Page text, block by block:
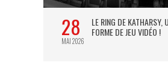
28
MAI 2026
LE RING DE KATHARSY,
FORME DE JEU VIDÉO !